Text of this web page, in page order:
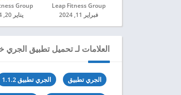
Leap Fitness Group‏
فبراير 11, 2024
Group‏
يناير 20, 2024
العلامات لـ تحميل تطبيق الجري
الجري تطبيق الجري تطبيق 1.1.2